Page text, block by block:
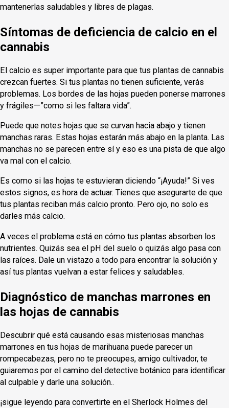
mantenerlas saludables y libres de plagas.
Síntomas de deficiencia de calcio en el
cannabis
El calcio es super importante para que tus plantas de cannabis
crezcan fuertes. Si tus plantas no tienen suficiente, verás
problemas. Los bordes de las hojas pueden ponerse marrones
y frágiles—”como si les faltara vida”.
Puede que notes hojas que se curvan hacia abajo y tienen
manchas raras. Estas hojas estarán más abajo en la planta. Las
manchas no se parecen entre sí y eso es una pista de que algo
va mal con el calcio.
Es como si las hojas te estuvieran diciendo “¡Ayuda!” Si ves
estos signos, es hora de actuar. Tienes que asegurarte de que
tus plantas reciban más calcio pronto. Pero ojo, no solo es
darles más calcio.
A veces el problema está en cómo tus plantas absorben los
nutrientes. Quizás sea el pH del suelo o quizás algo pasa con
las raíces. Dale un vistazo a todo para encontrar la solución y
así tus plantas vuelvan a estar felices y saludables.
Diagnóstico de manchas marrones en
las hojas de cannabis
Descubrir qué está causando esas misteriosas manchas
marrones en tus hojas de marihuana puede parecer un
rompecabezas, pero no te preocupes, amigo cultivador, te
guiaremos por el camino del detective botánico para identificar
al culpable y darle una solución..
¡sigue leyendo para convertirte en el Sherlock Holmes del